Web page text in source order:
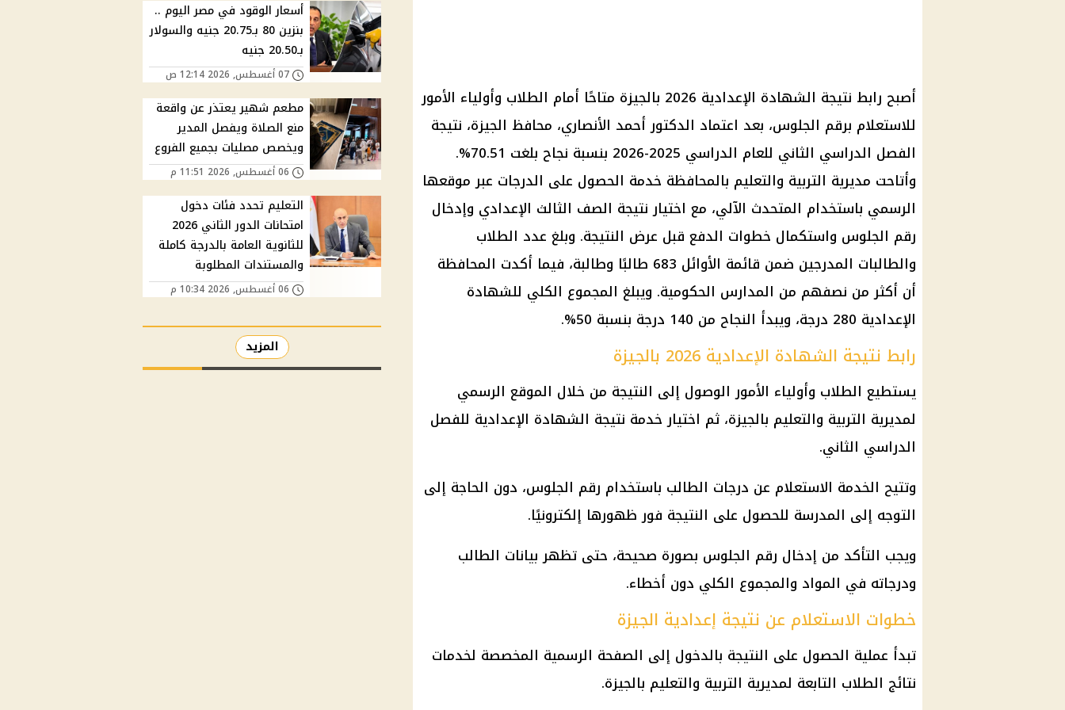
أصبح رابط نتيجة الشهادة الإعدادية 2026 بالجيزة
متاحًا أمام الطلاب وأولياء الأمور
للاستعلام برقم الجلوس، بعد اعتماد الدكتور أحمد الأنصاري، محافظ الجيزة، نتيجة
الفصل الدراسي الثاني
للعام الدراسي 2025-2026 بنسبة نجاح بلغت 70.51%.
وأتاحت مديرية التربية والتعليم بالمحافظة خدمة الحصول على الدرجات عبر موقعها
الرسمي باستخدام المتحدث الآلي، مع اختيارنتيجة الصف الثالث الإعدادي وإدخال
رقم الجلوس واستكمال خطوات الدفع قبل عرض النتيجة. وبلغ عدد الطلاب
والطالبات المدرجين ضمن قائمة الأوائل 683 طالبًا وطالبة، فيما أكدت المحافظة
أن أكثر من نصفهم من المدارس الحكومية. ويبلغ المجموع الكلي للشهادة
الإعدادية 280 درجة، ويبدأ النجاح من 140 درجة بنسبة 50%.
رابط نتيجة الشهادة الإعدادية 2026 بالجيزة
يستطيع الطلاب وأولياء الأمور الوصول إلى النتيجة من خلال الموقع الرسمي
لمديرية التربية والتعليم بالجيزة، ثم اختيار خدمة نتيجة الشهادة الإعدادية للفصل
الدراسي الثاني.
وتتيح الخدمة الاستعلام عن درجات الطالب باستخدام رقم الجلوس، دون الحاجة إلى
التوجه إلى المدرسة للحصول على النتيجة فور ظهورها إلكترونيًا.
ويجب التأكد من إدخال رقم الجلوس بصورة صحيحة، حتى تظهر بيانات الطالب
ودرجاته في المواد والمجموع الكلي دون أخطاء.
خطوات الاستعلام عن نتيجة إعدادية الجيزة
تبدأ عملية الحصول على النتيجة بالدخول إلى الصفحة الرسمية المخصصة لخدمات
نتائج الطلاب التابعة لمديرية التربية والتعليم بالجيزة.
أسعار الوقود في مصر اليوم ..
بنزين 80 بـ20.75 جنيه والسولار
بـ20.50 جنيه
07 أغسطس, 2026 12:14 ص
مطعم شهير يعتذر عن واقعة
منع الصلاة ويفصل المدير
ويخصص مصليات بجميع الفروع
06 أغسطس, 2026 11:51 م
التعليم تحدد فئات دخول
امتحانات الدور الثاني 2026
للثانوية العامة بالدرجة كاملة
والمستندات المطلوبة
06 أغسطس, 2026 10:34 م
المزيد